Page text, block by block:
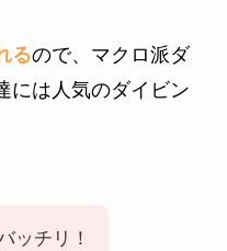
るので、マクロ派ダ
には人気のダイビン
ッチリ！